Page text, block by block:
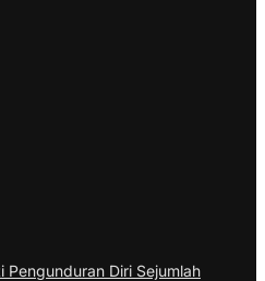
Pengunduran Diri Sejumlah